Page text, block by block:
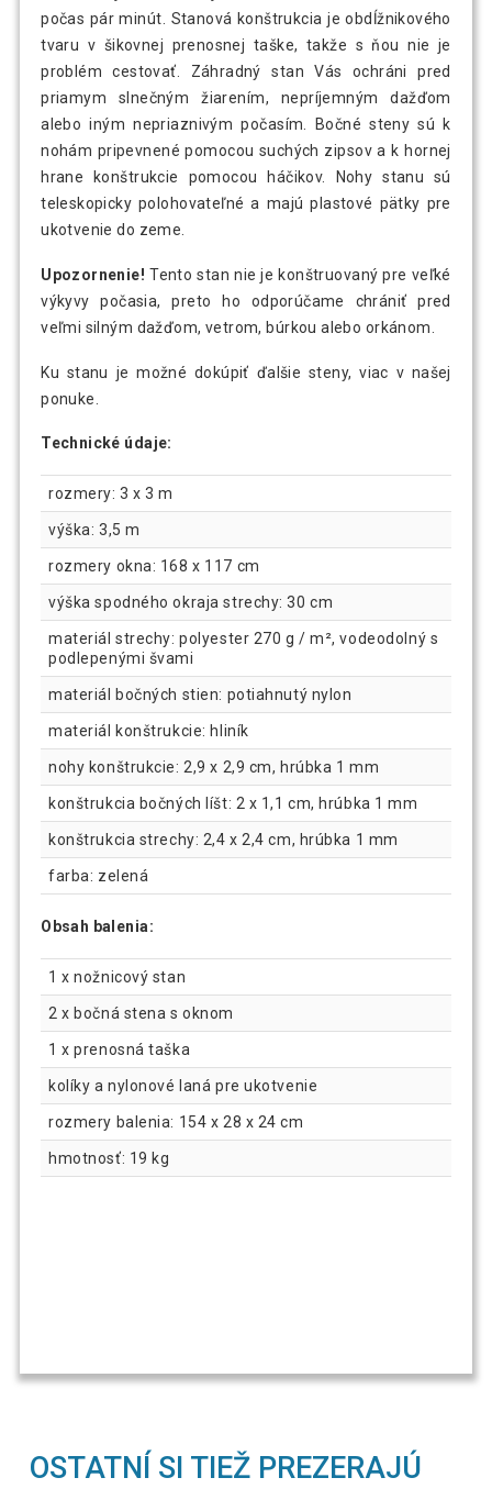
počas pár minút. Stanová konštrukcia je obdĺžnikového
tvaru v šikovnej prenosnej taške, takže s ňou nie je
problém cestovať. Záhradný stan Vás ochráni pred
priamym slnečným žiarením, nepríjemným dažďom
alebo iným nepriaznivým počasím. Bočné steny sú k
nohám pripevnené pomocou suchých zipsov a k hornej
hrane konštrukcie pomocou háčikov. Nohy stanu sú
teleskopicky polohovateľné a majú plastové pätky pre
ukotvenie do zeme.
Upozornenie! Tento stan nie je konštruovaný pre veľké
výkyvy počasia, preto ho odporúčame chrániť pred
veľmi silným dažďom, vetrom, búrkou alebo orkánom.
Ku stanu je možné dokúpiť ďalšie steny, viac v našej
ponuke.
Technické údaje:
rozmery: 3 x 3 m
výška: 3,5 m
rozmery okna: 168 x 117 cm
výška spodného okraja strechy: 30 cm
materiál strechy: polyester 270 g / m², vodeodolný s
podlepenými švami
materiál bočných stien: potiahnutý nylon
materiál konštrukcie: hliník
nohy konštrukcie: 2,9 x 2,9 cm, hrúbka 1 mm
konštrukcia bočných líšt: 2 x 1,1 cm, hrúbka 1 mm
konštrukcia strechy: 2,4 x 2,4 cm, hrúbka 1 mm
farba: zelená
Obsah balenia:
1 x nožnicový stan
2 x bočná stena s oknom
1 x prenosná taška
kolíky a nylonové laná pre ukotvenie
rozmery balenia: 154 x 28 x 24 cm
hmotnosť: 19 kg
OSTATNÍ SI TIEŽ PREZERAJÚ